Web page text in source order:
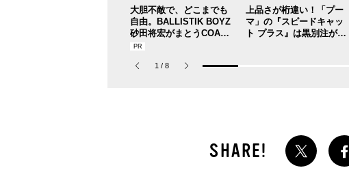
大胆不敵で、どこまでも
自由。BALLISTIK BOYZ
砂田将宏がまとうCOACH
の新作フレグランス「コ
パルファム」
上品さが桁違い！「プー
マ」の『スピードキャッ
ト プラス』は黒別注が狙
1 / 8